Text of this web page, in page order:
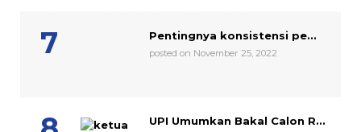
Pentingnya konsistensi pe...
posted on November 25, 2022
UPI Umumkan Bakal Calon R...